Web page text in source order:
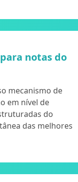
notas do
mecanismo de
em nível de
do
das melhores